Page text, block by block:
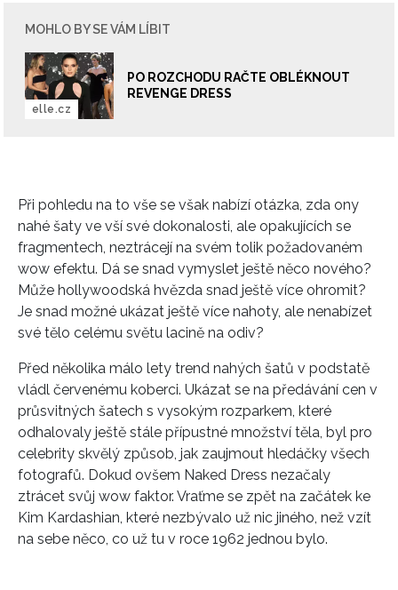
MOHLO BY SE VÁM LÍBIT
PO ROZCHODU RAČTE OBLÉKNOUT
REVENGE DRESS
elle.cz
Při pohledu na to vše se však nabízí otázka, zda ony
nahé šaty ve vší své dokonalosti, ale opakujících se
fragmentech, neztrácejí na svém tolik požadovaném
wow efektu. Dá se snad vymyslet ještě něco nového?
Může hollywoodská hvězda snad ještě více ohromit?
Je snad možné ukázat ještě více nahoty, ale nenabízet
své tělo celému světu lacině na odiv?
Před několika málo lety trend nahých šatů v podstatě
vládl červenému koberci. Ukázat se na předávání cen v
průsvitných šatech s vysokým rozparkem, které
odhalovaly ještě stále přípustné množství těla, byl pro
celebrity skvělý způsob, jak zaujmout hledáčky všech
fotografů. Dokud ovšem Naked Dress nezačaly
ztrácet svůj wow faktor. Vraťme se zpět na začátek ke
Kim Kardashian, které nezbývalo už nic jiného, než vzít
na sebe něco, co už tu v roce 1962 jednou bylo.